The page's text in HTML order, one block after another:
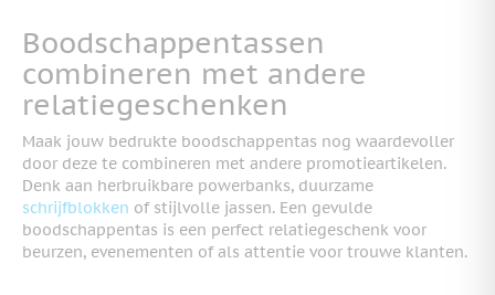
Boodschappentassen
combineren met andere
relatiegeschenken
Maak jouw bedrukte boodschappentas nog waardevoller
door deze te combineren met andere promotieartikelen.
Denk aan herbruikbare powerbanks, duurzame
schrijfblokken of stijlvolle jassen. Een gevulde
boodschappentas is een perfect relatiegeschenk voor
beurzen, evenementen of als attentie voor trouwe klanten.